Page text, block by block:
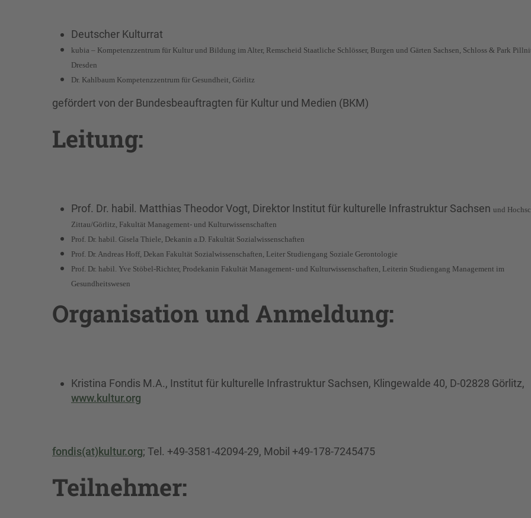
Deutscher Kulturrat
kubia – Kompetenzzentrum für Kultur und Bildung im Alter, Remscheid Staatliche Schlösser, Burgen und Gärten Sachsen, Schloss & Park
Dresden
Dr. Kahlbaum Kompetenzzentrum für Gesundheit, Görlitz
gefördert von der Bundesbeauftragten für Kultur und Medien (BKM)
Leitung:
Prof. Dr. habil. Matthias Theodor Vogt, Direktor Institut für kulturelle Infrastruktur Sachsen und
Zittau/Görlitz, Fakultät Management- und Kulturwissenschaften
Prof. Dr. habil. Gisela Thiele, Dekanin a.D. Fakultät Sozialwissenschaften
Prof. Dr. Andreas Hoff, Dekan Fakultät Sozialwissenschaften, Leiter Studiengang Soziale Gerontologie
Prof. Dr. habil. Yve Stöbel-Richter, Prodekanin Fakultät Management- und Kulturwissenschaften, Leiterin Studiengang Management im
Gesundheitswesen
Organisation und Anmeldung:
Kristina Fondis M.A., Institut für kulturelle Infrastruktur Sachsen, Klingewalde 40, D-02828 Görlitz,
www.kultur.org
fondis(at)kultur.org; Tel. +49-3581-42094-29, Mobil +49-178-7245475
Teilnehmer: